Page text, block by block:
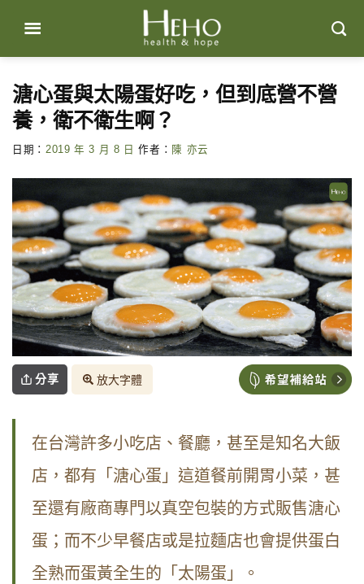
content
溏心蛋與太陽蛋好吃，但到底營不營
養，衛不衛生啊？
日期： 2019 年 3 月 8 日 作者： 陳 亦云
分享 放大字體
在台灣許多小吃店、餐廳，甚至是知名大飯
店，都有「溏心蛋」這道餐前開胃小菜，甚
至還有廠商專門以真空包裝的方式販售溏心
蛋；而不少早餐店或是拉麵店也會提供蛋白
全熟而蛋黃全生的「太陽蛋」。